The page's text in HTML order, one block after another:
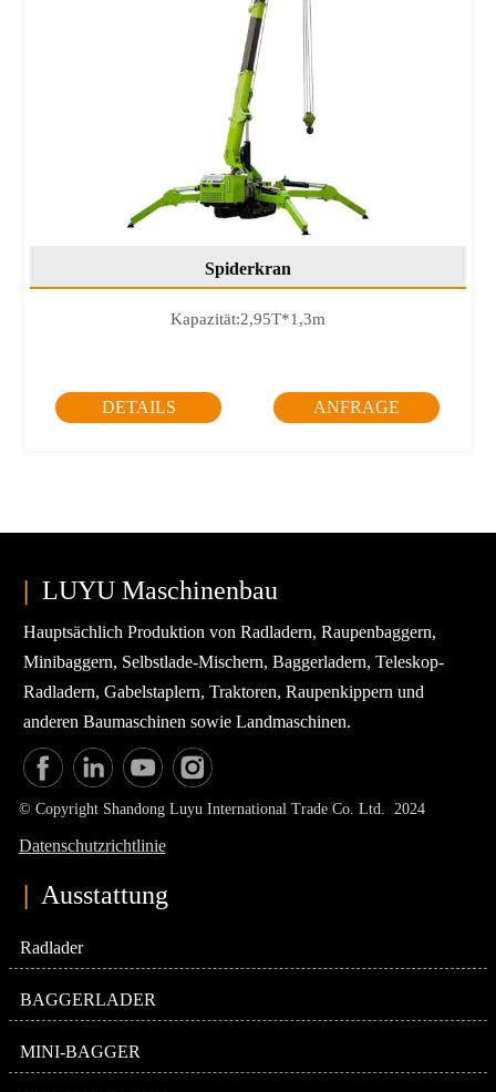
Spiderkran
Kapazität:2,95T*1,3m
DETAILS ANFRAGE
| LUYU Maschinenbau
Hauptsächlich Produktion von Radladern, Raupenbaggern,
Minibaggern, Selbstlade-Mischern, Baggerladern, Teleskop-
Radladern, Gabelstaplern, Traktoren, Raupenkippern und
anderen Baumaschinen sowie Landmaschinen.
© Copyright Shandong Luyu International Trade Co. Ltd. 2024
Datenschutzrichtlinie
| Ausstattung
Radlader
BAGGERLADER
MINI-BAGGER